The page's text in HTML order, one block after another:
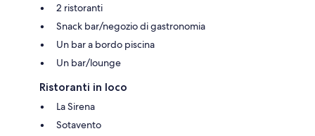
2 ristoranti
Snack bar/negozio di gastronomia
Un bar a bordo piscina
Un bar/lounge
Ristoranti in loco
La Sirena
Sotavento